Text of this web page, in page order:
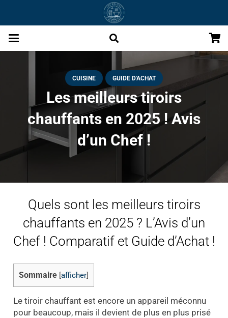
CUISINE GUIDE D'ACHAT
Les meilleurs tiroirs
chauffants en 2025 ! Avis
d’un Chef !
Quels sont les meilleurs tiroirs
chauffants en 2025 ? L’Avis d’un
Chef ! Comparatif et Guide d’Achat !
Sommaire afficher]
Le tiroir chauffant est encore un appareil méconnu
pour beaucoup, mais il devient de plus en plus prisé